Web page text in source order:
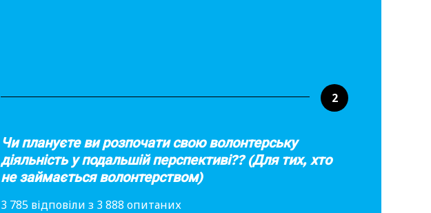
2
Чи плануєте ви розпочати свою волонтерську
діяльність у подальшій перспективі?? (Для тих, хто
не займається волонтерством)
3 785 відповіли з 3 888 опитаних